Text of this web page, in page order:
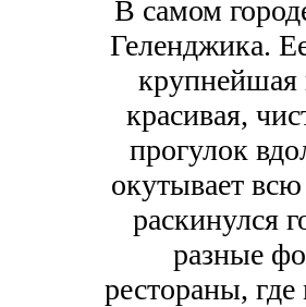
В самом
Геленджика.
крупнейшая
красивая,
прогулок
окутывает
раскинулся
разные
рестораны,